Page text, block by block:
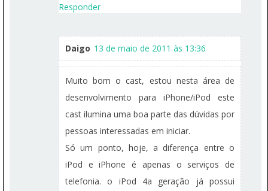
Responder
Daigo 13 de maio de 2011 às 13:36
Muito bom o cast, estou nesta área de
desenvolvimento para iPhone/iPod este
cast ilumina uma boa parte das dúvidas por
pessoas interessadas em iniciar.
Só um ponto, hoje, a diferença entre o
iPod e iPhone é apenas o serviços de
telefonia. o iPod 4a geração já possui